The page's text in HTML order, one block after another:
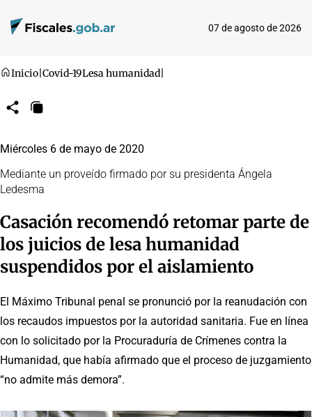
07 de agosto de 2026
Inicio Covid-19Lesa humanidad
CompartirCopiar
Miércoles 6 de mayo de 2020
Mediante un proveído firmado por su presidenta Ángela
Ledesma
Casación recomendó retomar parte de
los juicios de lesa humanidad
suspendidos por el aislamiento
El Máximo Tribunal penal se pronunció por la reanudación con
los recaudos impuestos por la autoridad sanitaria. Fue en línea
con lo solicitado por la Procuraduría de Crímenes contra la
Humanidad, que había afirmado que el proceso de juzgamiento
“no admite más demora”.